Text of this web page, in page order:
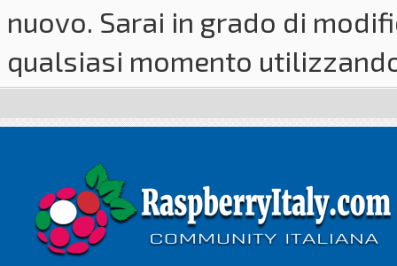
nuovo. Sarai in grado di
qualsiasi momento